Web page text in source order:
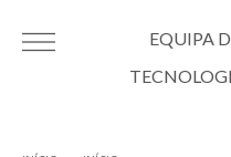
EQUIPA